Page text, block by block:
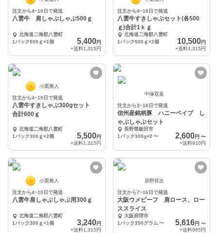
注文から4~10日で発送
八雲牛 肩しゃぶしゃぶ500ｇ
北海道二海郡八雲町
1パック500ｇ×1個
5,400円
+送料1,315円
注文から4~10日で発送
八雲牛すきしゃぶセット(各500
ｇ)合計1ｋｇ
北海道二海郡八雲町
1パック500ｇ×2個
10,500円
+送料1,315円
小栗雅人
注文から4~10日で発送
八雲牛すきしゃぶ300gセット
合計600ｇ
北海道二海郡八雲町
1パック300ｇ×2個
5,500円
+送料1,315円
中塚双葉
注文から3~16日で発送
信州産銘柄豚 ハニーベイブ し
ゃぶしゃぶセット
長野県飯田市
1パック300g×2 〜 2,600円 〜
+送料910円
小栗雅人
注文から4~10日で発送
八雲牛肩しゃぶしゃぶ用300ｇ
北海道二海郡八雲町
1パック300ｇ×1個
3,240円
+送料1,315円
原野祥次
注文から7~16日で発送
大阪ウメビーフ 肩ロース、ロー
ススライス
大阪府堺市
1パック350グラム 〜 5,616円 〜
+送料965円